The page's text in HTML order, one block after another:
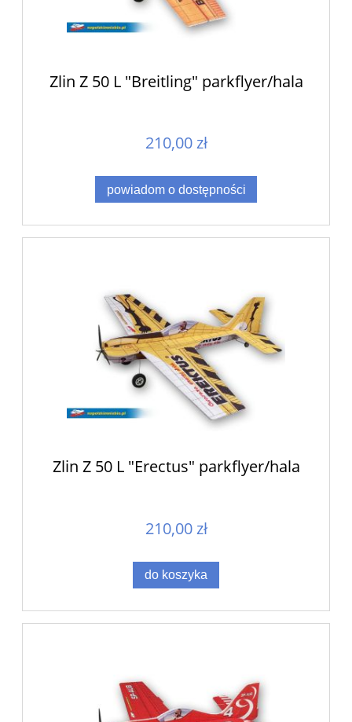
Zlin Z 50 L "Breitling" parkflyer/hala
210,00 zł
powiadom o dostępności
Zlin Z 50 L "Erectus" parkflyer/hala
210,00 zł
do koszyka